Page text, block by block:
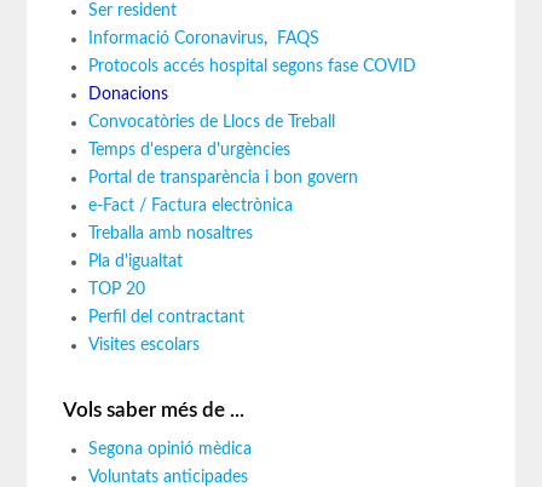
Ser resident
Informació Coronavirus,
FAQS
Protocols accés hospital segons fase COVID
Donacions
Convocatòries de Llocs de Treball
Temps d'espera d'urgències
Portal de transparència i bon govern
e-Fact / Factura electrònica
Treballa amb nosaltres
Pla d'igualtat
TOP 20
Perfil del contractant
Visites escolars
Vols saber més de ...
Segona opinió mèdica
Voluntats anticipades